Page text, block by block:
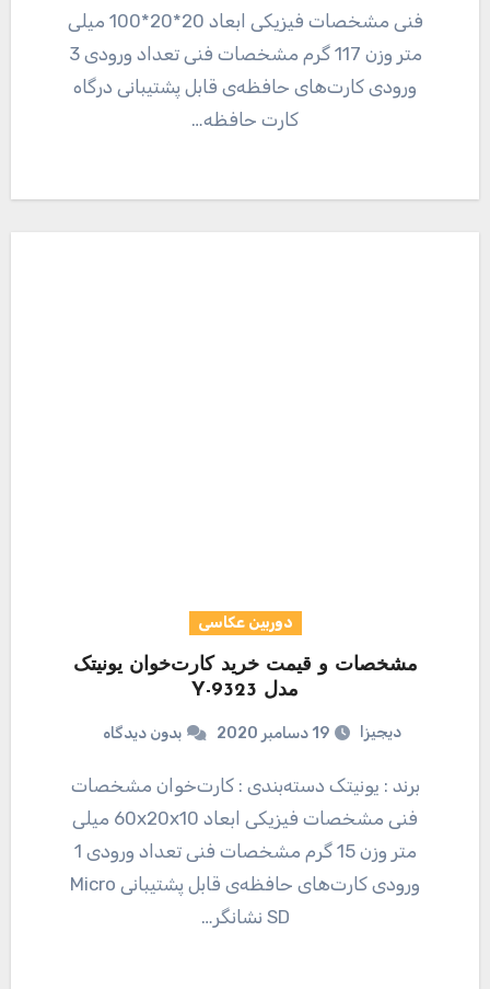
فنی مشخصات فیزیکی ابعاد 20*20*100 میلی
متر وزن 117 گرم مشخصات فنی تعداد ورودی 3
ورودی کارت‌های حافظه‌ی قابل پشتیبانی درگاه
کارت حافظه…
دوربین عکاسی
مشخصات و قیمت خرید کارت‌خوان یونیتک
مدل Y-9323
دیجیزا 19 دسامبر 2020 بدون دیدگاه
برند : یونیتک دسته‌بندی : کارت‌خوان مشخصات
فنی مشخصات فیزیکی ابعاد 60x20x10 میلی
متر وزن 15 گرم مشخصات فنی تعداد ورودی 1
ورودی کارت‌های حافظه‌ی قابل پشتیبانی Micro
SD نشانگر…